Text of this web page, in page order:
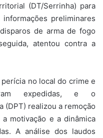
(DT/Serrinha) para
preliminares
de arma de fogo
atentou contra a
no local do crime e
expedidas, e o
(DPT) realizou a remoção
motivação e a dinâmica
A análise dos laudos